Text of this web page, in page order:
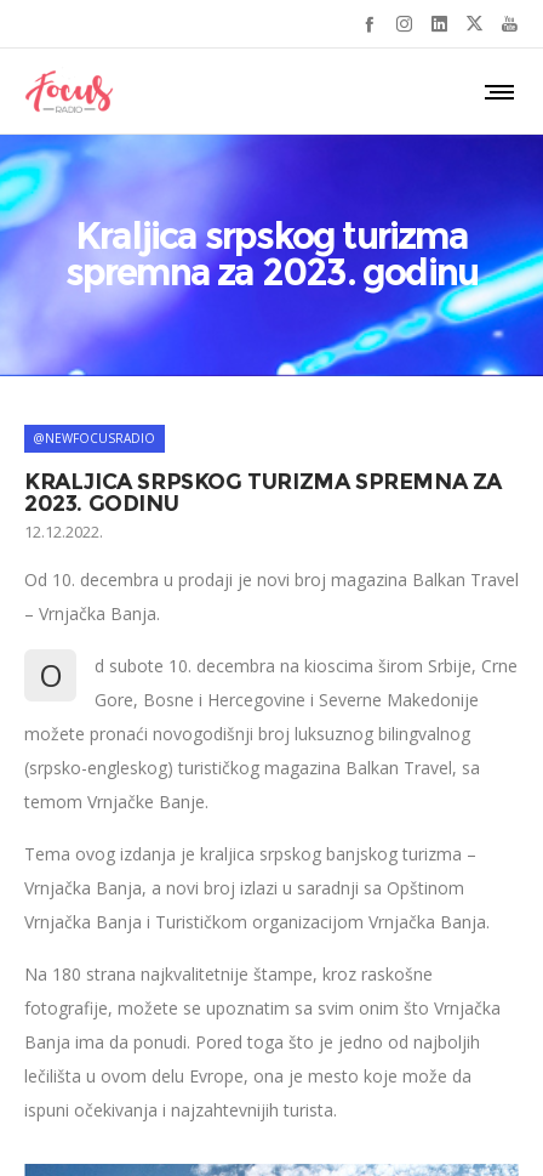
Kraljica srpskog turizma
spremna za 2023. godinu
@NEWFOCUSRADIO
KRALJICA SRPSKOG TURIZMA SPREMNA ZA
2023. GODINU
12.12.2022.
Od 10. decembra u prodaji je novi broj magazina Balkan Travel
– Vrnjačka Banja.
O
d subote 10. decembra na kioscima širom Srbije, Crne
Gore, Bosne i Hercegovine i Severne Makedonije
možete pronaći novogodišnji broj luksuznog bilingvalnog
(srpsko-engleskog) turističkog magazina Balkan Travel, sa
temom Vrnjačke Banje.
Tema ovog izdanja je kraljica srpskog banjskog turizma –
Vrnjačka Banja, a novi broj izlazi u saradnji sa Opštinom
Vrnjačka Banja i Turističkom organizacijom Vrnjačka Banja.
Na 180 strana najkvalitetnije štampe, kroz raskošne
fotografije, možete se upoznatim sa svim onim što Vrnjačka
Banja ima da ponudi. Pored toga što je jedno od najboljih
lečilišta u ovom delu Evrope, ona je mesto koje može da
ispuni očekivanja i najzahtevnijih turista.